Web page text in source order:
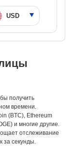
получить
времени.
(BTC), Ethereum
и многие другие.
отслеживание
за секунды.